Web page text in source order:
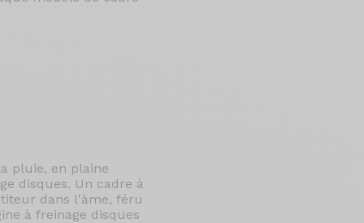
pluie, en plaine
disques. Un cadre à
dans l'âme, féru
à freinage disques